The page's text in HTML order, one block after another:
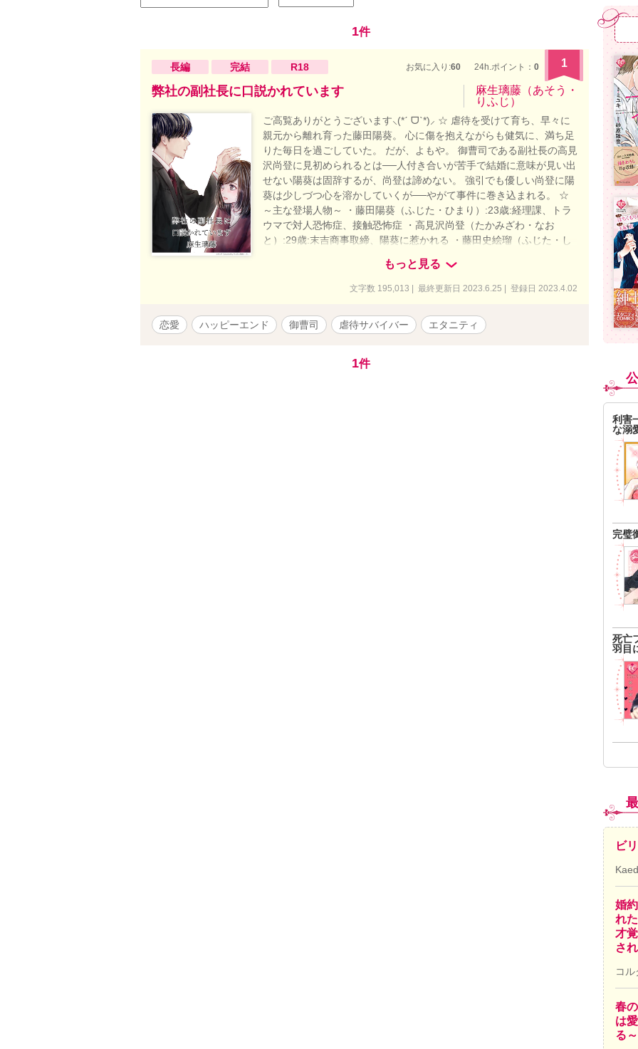
1件
長編 完結 R18 お気に入り:60 24h.ポイント： 0 1
弊社の副社長に口説かれています
麻生璃藤（あそう・
りふじ）
ご高覧ありがとうございます⸜(*ˊ ᗜˋ*)⸝ ☆ 虐待を受けて育ち、早々に
親元から離れ育った藤田陽葵。 心に傷を抱えながらも健気に、満ち足
りた毎日を過ごしていた。 だが、よもや。 御曹司である副社長の高見
沢尚登に見初められるとは──人付き合いが苦手で結婚に意味が見い出
せない陽葵は固辞するが、尚登は諦めない。 強引でも優しい尚登に陽
葵は少しづつ心を溶かしていくが──やがて事件に巻き込まれる。 ☆
～主な登場人物～ ・藤田陽葵（ふじた・ひまり）:23歳:経理課、トラ
ウマで対人恐怖症、接触恐怖症 ・高見沢尚登（たかみざわ・なお
と）:29歳:末吉商事取締、陽葵に惹かれる ・藤田史絵瑠（ふじた・し
える）:21歳:大学２年生、陽葵の義妹、パパ活に忙しい ・藤田京助
（ふじた・けいすけ）:53歳:陽葵の実父、公認会計士、優しすぎる父
・藤田新奈（ふじた・にいな）:43歳:陽葵の継母、史絵瑠の実母、史
課勤務、陽葵の先輩で陽葵のよき理解者 ☆ レーディングあり。苦手な
表現がある方はご注意を。 ①虐待 ②性行為 ③暴力行為 ☆ 表紙はミカ
た。 2023/04/02～06/27
もっと見る
文字数 195,013 | 最終更新日 2023.6.25 | 登録日 2023.4.02
恋愛 ハッピーエンド 御曹司 虐待サバイバー エタニティ
1件
利害
な溺
完璧
死亡
羽目
ビ
婚
れ
才
さ
コル
春
は
る～